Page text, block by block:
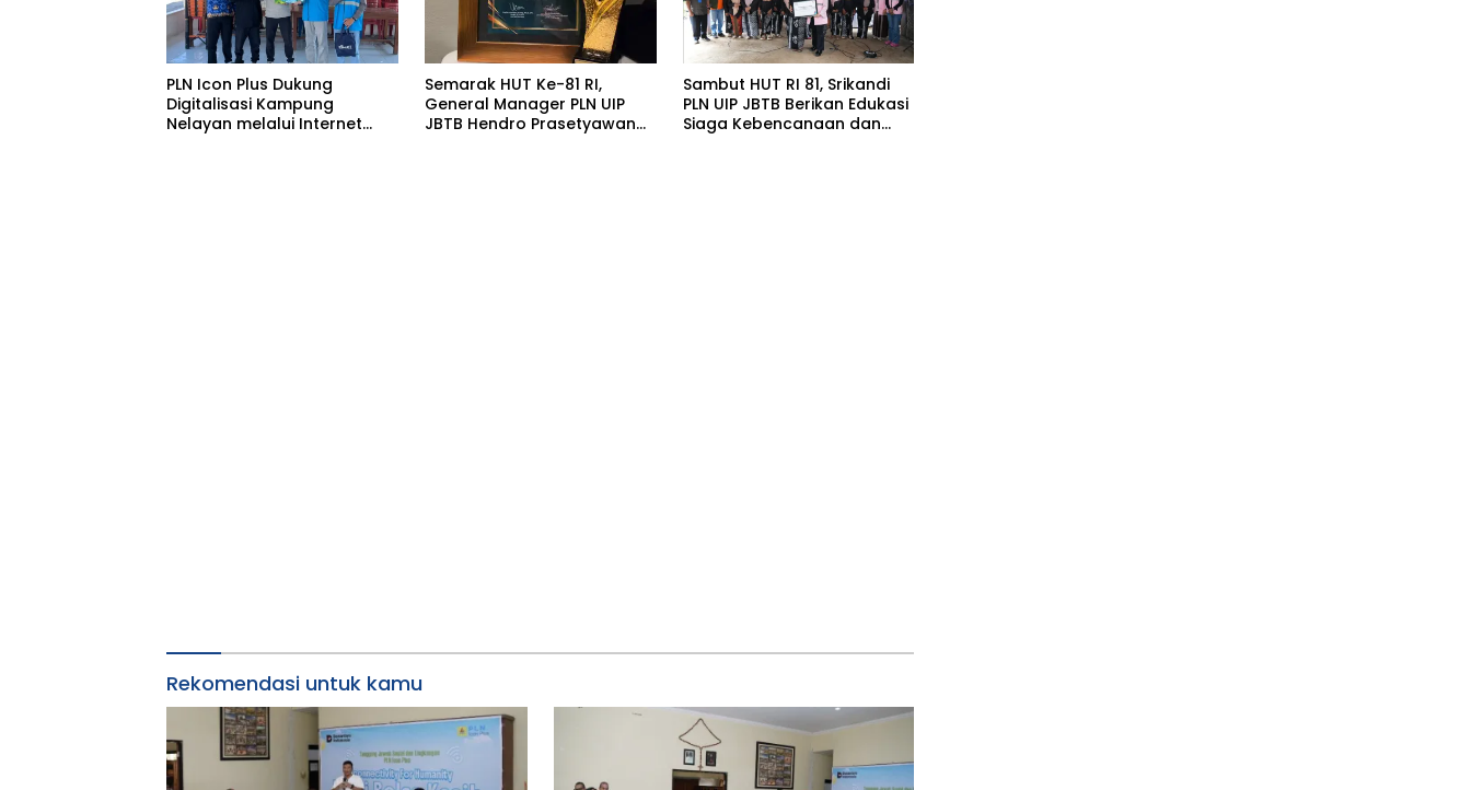
PLN Icon Plus Dukung
Digitalisasi Kampung
Nelayan melalui Internet
Semarak HUT Ke-81 RI,
General Manager PLN UIP
JBTB Hendro Prasetyawan
Sambut HUT RI 81, Srikandi
PLN UIP JBTB Berikan Edukasi
Siaga Kebencanaan dan
Rekomendasi untuk kamu